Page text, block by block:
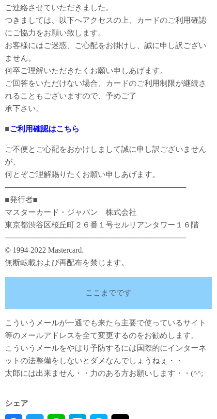
ご連絡させていただきました。
つきましては、以下へアクセスの上、カードのご利用確認
にご協力をお願い致します。
お客様にはご迷惑、ご心配をお掛けし、誠に申し訳ござい
ません。
何卒ご理解いただきたくお願い申しあげます。
ご回答をいただけない場合、カードのご利用制限が継続さ
れることもございますので、予めご了
承下さい。
■ご利用確認はこちら
ご不便とご心配をおかけしまして誠に申し訳ございません
が、
何とぞご理解賜りたくお願い申しあげます。
──────────────────────────────────
■発行者■
マスターカード・ジャパン 株式会社
東京都渋谷区桜丘町２６番１号セルリアンタワー１６階
──────────────────────────────────
© 1994-2022 Mastercard.
無断転載および再配布を禁じます。
ここまでです
こういうメールが一通でも来たら主要で使っているサイト
等のメールアドレスを全て変更するのをお勧めします。
こういうメールをやはり予防するには国際的にインターネ
ットの法整備をしないとダメなんでしょうねぇ・・
太郎には出来ません・・力のある方お願いします・・(^^;
シェア